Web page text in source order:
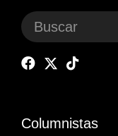
Columnistas